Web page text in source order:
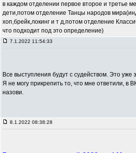
в каждом отделении первое второе и третье
дети,потом отделение Танцы народов
хоп,брейк,локинг и т д,потом отделение
что подходит под это определение)
7.1.2022 11:54:33
Все выступления будут с судейством. Это уже
Я не могу прикрепить то, что мне ответили, в
назови.
8.1.2022 08:38:28